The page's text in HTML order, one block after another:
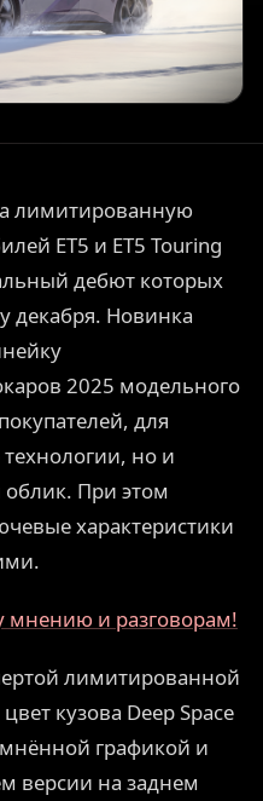
лимитированную
ET5 и ET5 Touring
дебют которых
декабря. Новинка
2025 модельного
для
но и
При этом
характеристики
мнению и разговорам!
лимитированной
кузова Deep Space
графикой и
версии на заднем